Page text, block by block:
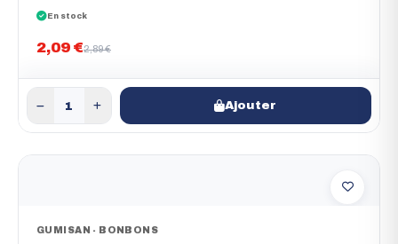
En stock
2,09 €2,89 €
Ajouter
GUMISAN - BONBONS